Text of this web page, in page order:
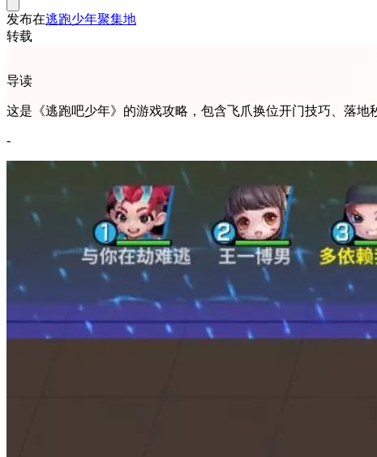
发布在逃跑少年聚集地
转载
导读
这是《逃跑吧少年》的游戏攻略，包含飞爪换位开门技巧、落
-